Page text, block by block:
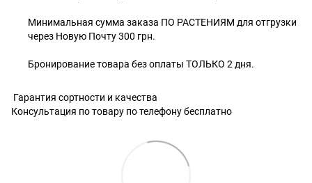
Минимальная сумма заказа ПО РАСТЕНИЯМ для отгрузки
через Новую Почту 300 грн.
Бронирование товара без оплаты ТОЛЬКО 2 дня.
Гарантия сортности и качества
Консультация по товару по телефону бесплатно